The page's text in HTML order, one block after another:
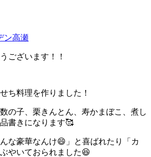
ン高瀬
ございます！！
ち料理を作りました！
の子、栗きんとん、寿かまぼこ、煮し
書きになります🥰
な豪華なんけ😄」と喜ばれたり「カ
やいておられました😆